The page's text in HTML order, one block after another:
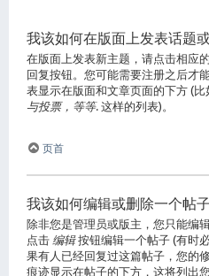
我该如何在版面上发表话题
在版面上发表新主题，请点击相应
回复按钮。您可能需要注册之后才
表显示在版面和文章页面的下方 (比
与投票，等等. 这样的列表)。
页首
我该如何编辑或删除一个帖
除非您是管理员或版主，您只能编
点击 编辑按钮编辑一个帖子 (有时
果有人已经回复过这篇帖子，您的
痕迹显示在帖子的下方，这将列出